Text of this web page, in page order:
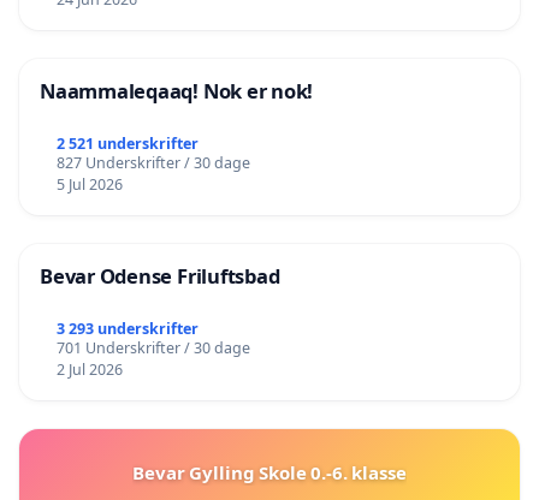
Naammaleqaaq! Nok er nok!
2 521 underskrifter
827 Underskrifter / 30 dage
5 Jul 2026
Bevar Odense Friluftsbad
3 293 underskrifter
701 Underskrifter / 30 dage
2 Jul 2026
Bevar Gylling Skole 0.-6. klasse